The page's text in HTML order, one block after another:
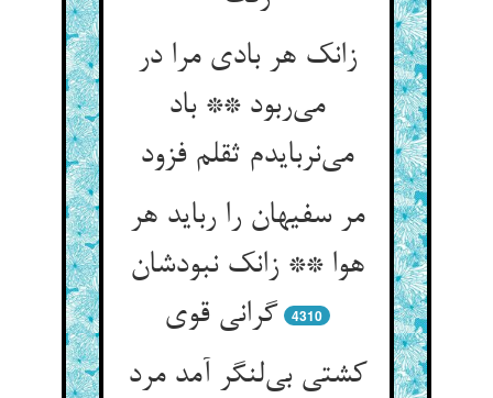
زانک هر بادی مرا در
می‌ربود ** باد
می‌نربایدم ثقلم فزود
مر سفیهان را رباید هر
هوا ** زانک نبودشان
گرانی قوی
4310
کشتی بی‌لنگر آمد مرد